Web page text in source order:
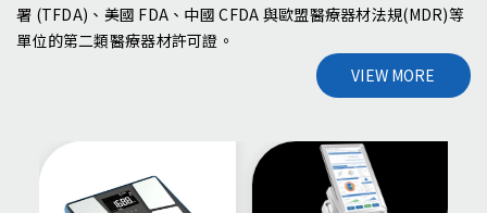
署 (TFDA)、美國 FDA、中國 CFDA 與歐盟醫療器材法規(MDR)等
單位的第二類醫療器材許可證。
VIEW MORE